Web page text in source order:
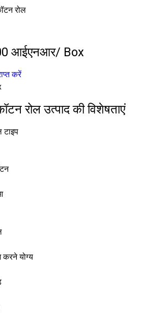
रोल
आईएनआर/ Box
करें
रोल उत्पाद की विशेषताएं
टाइप
करने योग्य